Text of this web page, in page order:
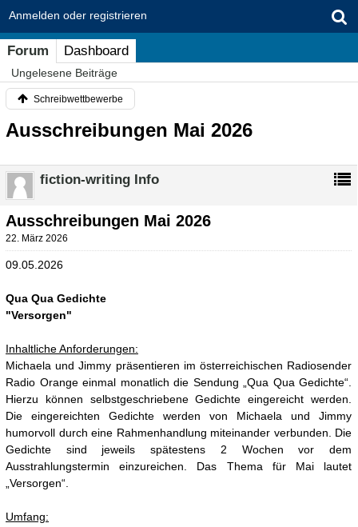
Anmelden oder registrieren
Forum Dashboard
Ungelesene Beiträge
Schreibwettbewerbe
Ausschreibungen Mai 2026
fiction-writing Info
Ausschreibungen Mai 2026
22. März 2026
09.05.2026
Qua Qua Gedichte
"Versorgen"
Inhaltliche Anforderungen:
Michaela und Jimmy präsentieren im österreichischen Radiosender
Radio Orange einmal monatlich die Sendung „Qua Qua Gedichte“.
Hierzu können selbstgeschriebene Gedichte eingereicht werden.
Die eingereichten Gedichte werden von Michaela und Jimmy
humorvoll durch eine Rahmenhandlung miteinander verbunden. Die
Gedichte sind jeweils spätestens 2 Wochen vor dem
Ausstrahlungstermin einzureichen. Das Thema für Mai lautet
„Versorgen“.
Umfang: